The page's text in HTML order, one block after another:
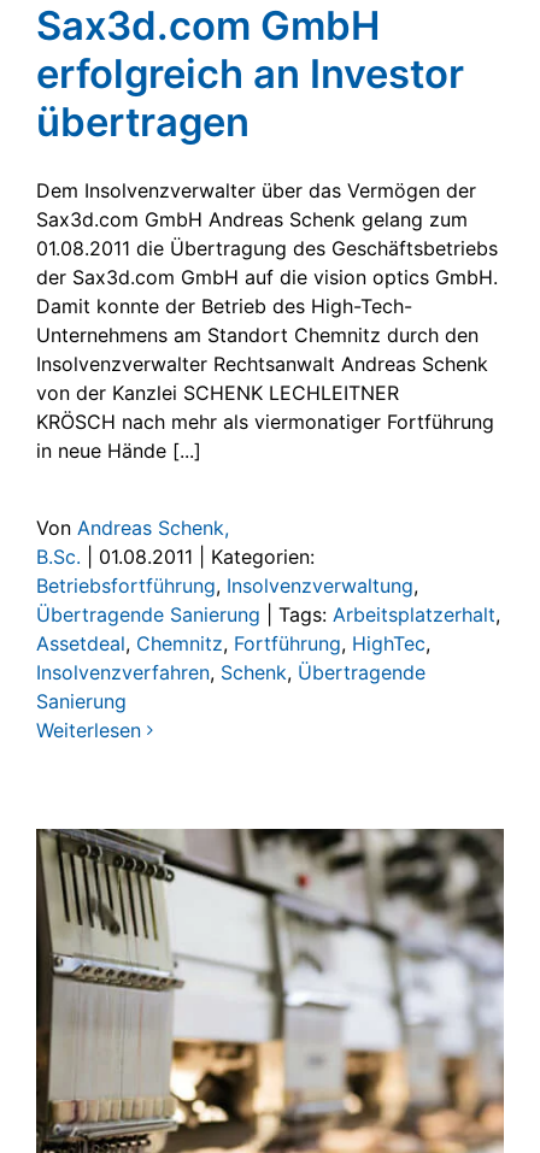
Sax3d.com GmbH
erfolgreich an Investor
übertragen
Dem Insolvenzverwalter über das Vermögen der
Sax3d.com GmbH Andreas Schenk gelang zum
01.08.2011 die Übertragung des Geschäftsbetriebs
der Sax3d.com GmbH auf die vision optics GmbH.
Damit konnte der Betrieb des High-Tech-
Unternehmens am Standort Chemnitz durch den
Insolvenzverwalter Rechtsanwalt Andreas Schenk
von der Kanzlei SCHENK LECHLEITNER
KRÖSCH nach mehr als viermonatiger Fortführung
in neue Hände [...]
Von Andreas Schenk,
B.Sc.
01.08.2011
Kategorien:
Betriebsfortführung, Insolvenzverwaltung,
Übertragende Sanierung
Tags: Arbeitsplatzerhalt,
Assetdeal, Chemnitz, Fortführung, HighTec,
Insolvenzverfahren, Schenk, Übertragende
Sanierung
Weiterlesen